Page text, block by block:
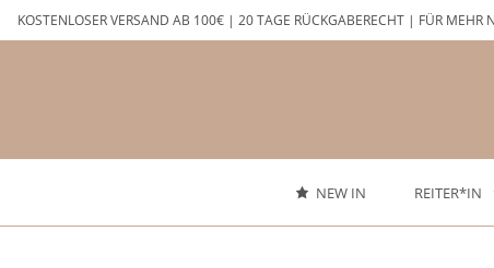
Zum
Inhalt
KOSTENLOSER VERSAND AB 100€ | 20 TAGE RÜCKGABERECHT | FÜR MEHR
NEW IN REITER*IN